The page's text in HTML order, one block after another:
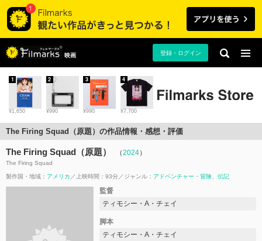
映画 登録・ログイン
¥1,650
1
¥990
2
¥990
3
¥7,700
4
The Firing Squad（原題）の作品情報・感想・評価
The Firing Squad（原題） （2024）
The Firing Squad
製作国・地域： アメリカ 上映時間：93分 ジャンル： アドベンチャー・冒険 伝記
監督
ティモシー・A・チェイ
脚本
ティモシー・A・チェイ